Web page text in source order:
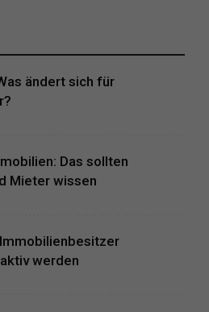
ändert sich für
Das sollten
Mieter wissen
werden